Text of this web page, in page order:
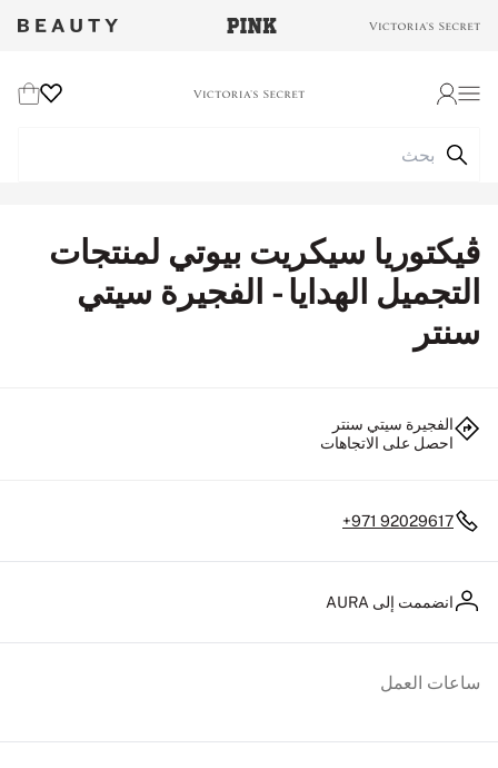
ڤيكتوريا سيكريت بيوتي لمنتجات
التجميل الهدايا - الفجيرة سيتي
سنتر
الفجيرة سيتي سنتر
احصل على الاتجاهات
+971 92029617
انضممت إلى AURA
ساعات العمل